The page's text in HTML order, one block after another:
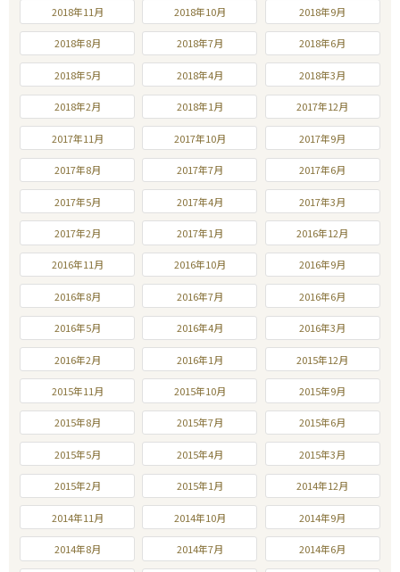
2018年11月 2018年10月 2018年9月
2018年8月 2018年7月 2018年6月
2018年5月 2018年4月 2018年3月
2018年2月 2018年1月 2017年12月
2017年11月 2017年10月 2017年9月
2017年8月 2017年7月 2017年6月
2017年5月 2017年4月 2017年3月
2017年2月 2017年1月 2016年12月
2016年11月 2016年10月 2016年9月
2016年8月 2016年7月 2016年6月
2016年5月 2016年4月 2016年3月
2016年2月 2016年1月 2015年12月
2015年11月 2015年10月 2015年9月
2015年8月 2015年7月 2015年6月
2015年5月 2015年4月 2015年3月
2015年2月 2015年1月 2014年12月
2014年11月 2014年10月 2014年9月
2014年8月 2014年7月 2014年6月